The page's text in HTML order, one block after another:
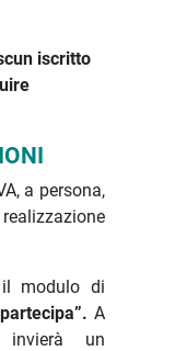
iscritto
a persona,
il modulo di
A
invierà un